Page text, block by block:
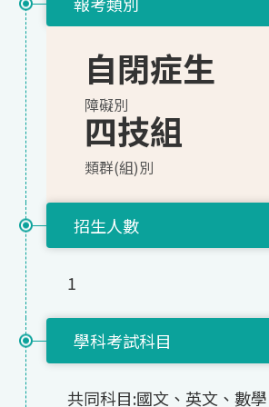
自閉症生
障礙別
四技組
類群(組)別
招生人數
1
學科考試科目
共同科目:國文、英文、數